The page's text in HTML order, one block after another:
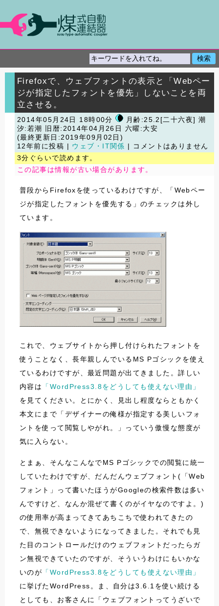
Firefoxで、ウェブフォントの表示と「Webペー
ジが指定したフォントを優先」しないことを両
立させる。
2014年05月24日 18時00分
月齢:25.2[二十六夜] 潮
汐:若潮
旧暦:2014年04月26日 六曜:大安
(最終更新日:2019年09月02日)
12年前に投稿 | ウェブ・IT関係
| コメントはありません
3分ぐらいで読めます。
この記事は情報が古い場合があります。
普段からFirefoxを使っているわけですが、「Webペー
ジが指定したフォントを優先する」のチェックは外し
ています。
これで、ウェブサイトから押し付けられたフォントを
使うことなく、長年親しんでいるMS Pゴシックを使え
ているわけですが、最近問題が出てきました。詳しい
内容は
「WordPress3.8をどうしても使えない理由」
を見てください。とにかく、見出し程度ならともかく
本文にまで「デザイナーの俺様が指定する美しいフォ
ントを使って閲覧しやがれ。」っていう傲慢な態度が
気に入らない。
とまぁ、そんなこんなでMS Pゴシックでの閲覧に統一
していたわけですが、だんだんウェブフォント(「Web
フォント」って書いたほうがGoogleの検索件数は多い
んですけど、なんか混ぜて書くのがイヤなのですよ。)
の使用率が高まってきてあちこちで使われてきたの
で、無視できないようになってきました。それでも見
た目のコントロールだけのウェブフォントだったらガ
ン無視できていたのですが、そういうわけにもいかな
いのが 「WordPress3.8をどうしても使えない理由」
に挙げたWordPress。ま、自分は3.6.1を使い続ける
としても、お客さんに「ウェブフォントってうざいで